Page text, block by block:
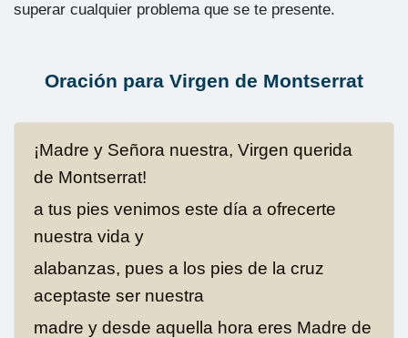
superar cualquier problema que se te presente.
Oración para Virgen de Montserrat
¡Madre y Señora nuestra, Virgen querida
de Montserrat!
a tus pies venimos este día a ofrecerte
nuestra vida y
alabanzas, pues a los pies de la cruz
aceptaste ser nuestra
madre y desde aquella hora eres Madre de